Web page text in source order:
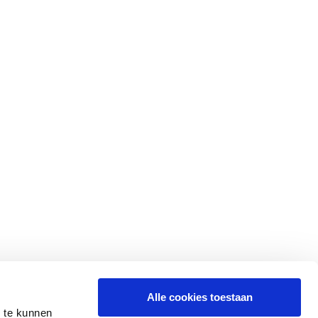
kunnen
Alle cookies toestaan